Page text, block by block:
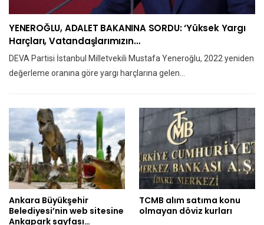
YENEROĞLU, ADALET BAKANINA SORDU: ‘Yüksek Yargı
Harçları, Vatandaşlarımızın…
DEVA Partisi İstanbul Milletvekili Mustafa Yeneroğlu, 2022 yeniden
değerleme oranına göre yargı harçlarına gelen…
Ankara Büyükşehir
Belediyesi’nin web sitesine
Ankapark sayfası…
TCMB alım satıma konu
olmayan döviz kurları